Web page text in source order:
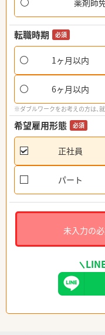
薬剤師
転職時期 必須
1ヶ月以内
6ヶ月以内
※ダブルワークをお考えの方は、
希望雇用形態 必須
正社員
パート
未入力の